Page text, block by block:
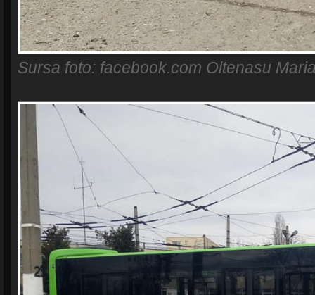
Sursa foto: facebook.com Oltenasu